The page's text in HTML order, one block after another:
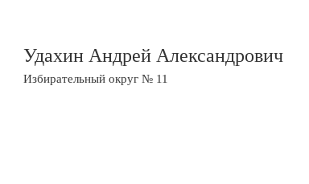
Удахин Андрей Александрович
Избирательный округ № 11